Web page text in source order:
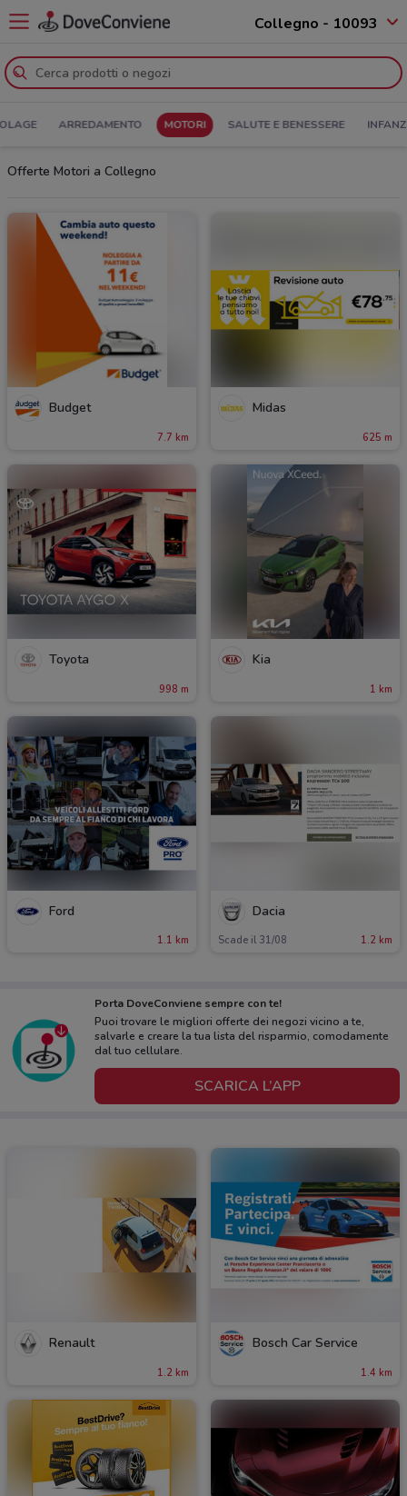
Collegno - 10093
ARREDAMENTO MOTORI SALUTE E BENESSERE
Offerte Motori a Collegno
Budget
7.7 km
Midas
625 m
Toyota
998 m
Kia
1 km
Ford
1.1 km
Dacia
Scade il 31/08 1.2 km
Porta DoveConviene sempre con te!
Puoi trovare le migliori offerte dei negozi vicino a te,
salvarle e creare la tua lista del risparmio, comodamente
dal tuo cellulare.
SCARICA L’APP
Renault
1.2 km
Bosch Car Service
1.4 km